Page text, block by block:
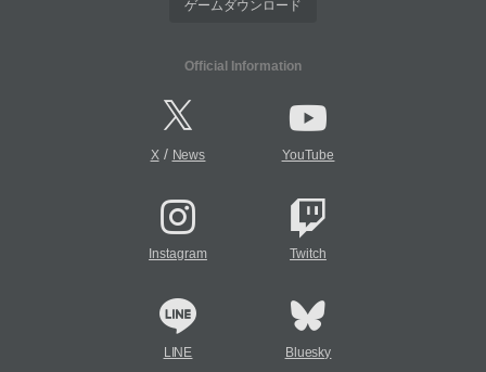
ゲームダウンロード
Official Information
X/ News YouTube
Instagram Twitch
LINE Bluesky